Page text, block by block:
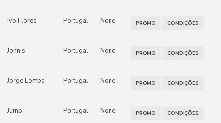
Ivo Flores Portugal None PROMO CONDIÇÕES
John's Portugal None PROMO CONDIÇÕES
Jorge Lomba Portugal None PROMO CONDIÇÕES
Jump Portugal None PROMO CONDIÇÕES